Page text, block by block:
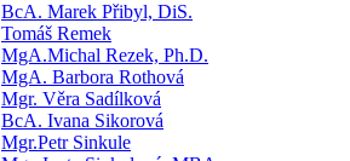
BcA. Marek Přibyl, DiS.
Tomáš Remek
MgA.Michal Rezek, Ph.D.
MgA. Barbora Rothová
Mgr. Věra Sadílková
BcA. Ivana Sikorová
Mgr.Petr Sinkule